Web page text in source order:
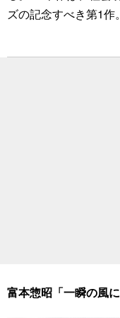
ズの記念すべき第1作。
富本惣昭「一瞬の風